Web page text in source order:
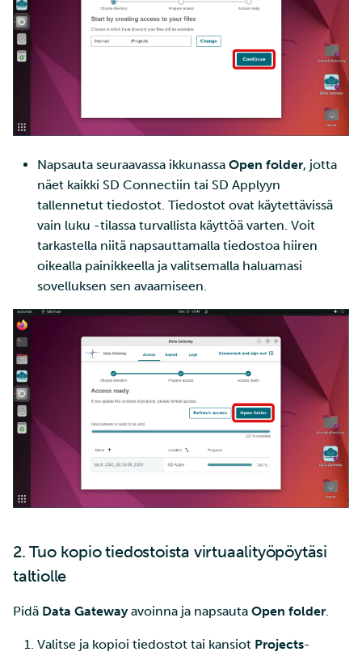
Napsauta seuraavassa ikkunassa Open folder, jotta
näet kaikki SD Connectiin tai SD Applyyn
tallennetut tiedostot. Tiedostot ovat käytettävissä
vain luku -tilassa turvallista käyttöä varten. Voit
tarkastella niitä napsauttamalla tiedostoa hiiren
oikealla painikkeella ja valitsemalla haluamasi
sovelluksen sen avaamiseen.
2. Tuo kopio tiedostoista virtuaalityöpöytäsi
taltiolle
Pidä Data Gatewayavoinna ja napsauta Open folder.
Valitse ja kopioi tiedostot tai kansiot Projects-